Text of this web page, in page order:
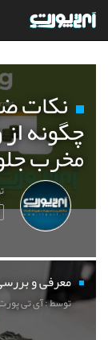
نکات
چگونه
مخرب
معرفی و
توسط : آی تی